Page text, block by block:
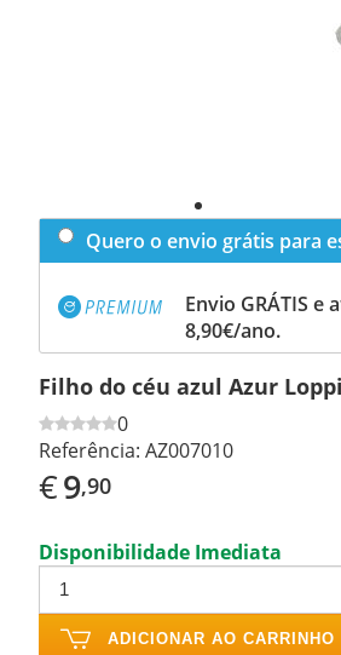
Quero o envio grátis para
Envio GRÁTIS e
8,90€/ano.
Filho do céu azul Azur
0
Referência: AZ007010
€9,90
Disponibilidade Imediata
ADICIONAR AO CARRINHO